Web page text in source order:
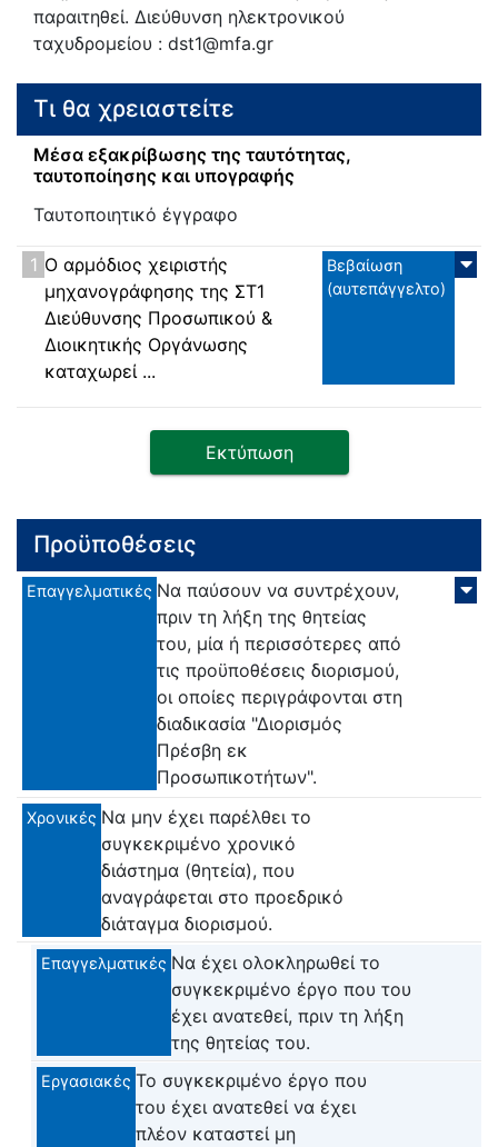
παραιτηθεί. Διεύθυνση ηλεκτρονικού
ταχυδρομείου : dst1@mfa.gr
Τι θα χρειαστείτε
Μέσα εξακρίβωσης της ταυτότητας,
ταυτοποίησης και υπογραφής
Ταυτοποιητικό έγγραφο
1 Ο αρμόδιος χειριστής
μηχανογράφησης της ΣΤ1
Διεύθυνσης Προσωπικού &
Διοικητικής Οργάνωσης
καταχωρεί ...
Βεβαίωση
(αυτεπάγγελτο)
Εκτύπωση
Προϋποθέσεις
Επαγγελματικές Να παύσουν να συντρέχουν,
πριν τη λήξη της θητείας
του, μία ή περισσότερες από
τις προϋποθέσεις διορισμού,
οι οποίες περιγράφονται στη
διαδικασία "Διορισμός
Πρέσβη εκ
Προσωπικοτήτων".
Χρονικές Να μην έχει παρέλθει το
συγκεκριμένο χρονικό
διάστημα (θητεία), που
αναγράφεται στο προεδρικό
διάταγμα διορισμού.
Επαγγελματικές Να έχει ολοκληρωθεί το
συγκεκριμένο έργο που του
έχει ανατεθεί, πριν τη λήξη
της θητείας του.
Εργασιακές Το συγκεκριμένο έργο που
του έχει ανατεθεί να έχει
πλέον καταστεί μη